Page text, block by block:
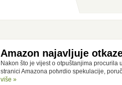
Amazon najavljuje
Nakon što je vijest o otpuštanjima procurila
stranici Amazona potvrdio spekulacije,
više »